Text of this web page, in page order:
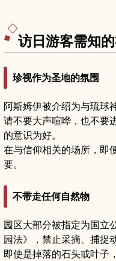
访日游客需知
珍视作为圣地的氛围
阿斯姆伊被介绍为与琉球
请不要大声喧哗，也不要
的意识为好。
在与信仰相关的场所，即
要。
不带走任何自然物
园区大部分被指定为国立
园法》，禁止采摘、捕捉
即使是掉落的石头或叶子